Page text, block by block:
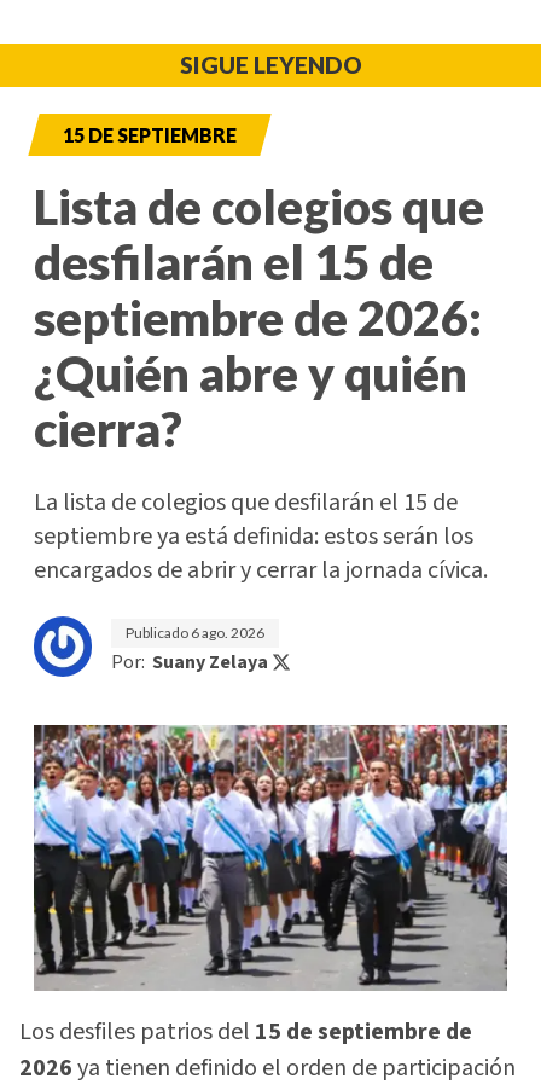
SIGUE LEYENDO
15 DE SEPTIEMBRE
Lista de colegios que
desfilarán el 15 de
septiembre de 2026:
¿Quién abre y quién
cierra?
La lista de colegios que desfilarán el 15 de
septiembre ya está definida: estos serán los
encargados de abrir y cerrar la jornada cívica.
Publicado 6 ago. 2026
Por: Suany Zelaya
Los desfiles patrios del 15 de septiembre de
2026ya tienen definido el orden de participación